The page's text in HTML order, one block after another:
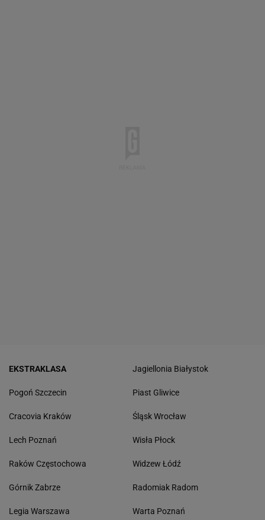
EKSTRAKLASA
Pogoń Szczecin
Cracovia Kraków
Lech Poznań
Raków Częstochowa
Górnik Zabrze
Legia Warszawa
Jagiellonia Białystok
Piast Gliwice
Śląsk Wrocław
Wisła Płock
Widzew Łódź
Radomiak Radom
Warta Poznań